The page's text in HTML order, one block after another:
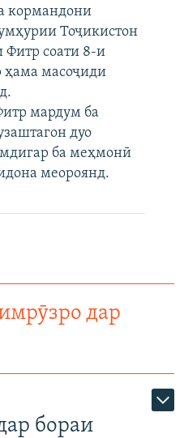
кормандони
Тоҷикистон
соати 8-и
ҳама масоҷиди
мардум ба
дуо
ба меҳмонӣ
меороянд.
дар
бораи